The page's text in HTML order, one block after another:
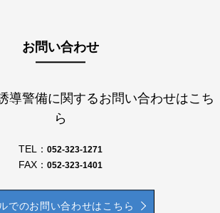
お問い合わせ
導警備に関するお問い合わせはこち
ら
TEL： 052-323-1271
FAX： 052-323-1401
でのお問い合わせはこちら